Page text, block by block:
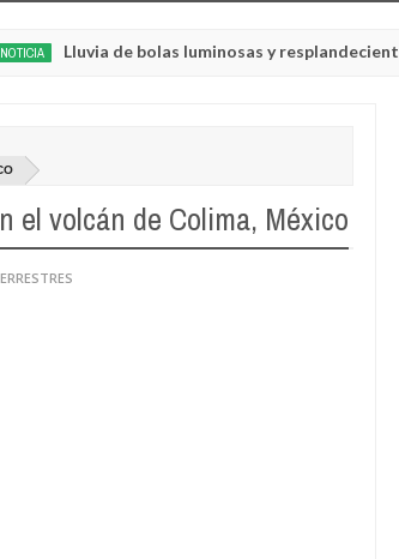
de bolas luminosas y resplandecientes en Rusia
el volcán de Colima, México